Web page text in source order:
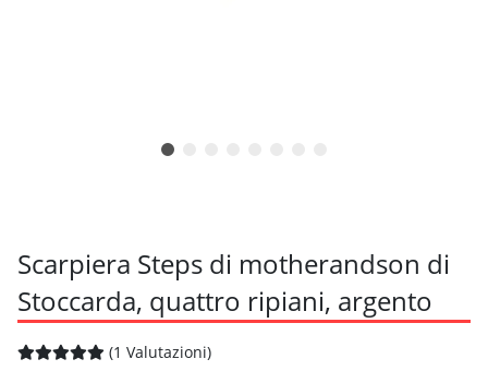
Scarpiera Steps di motherandson di
Stoccarda, quattro ripiani, argento
(1 Valutazioni)